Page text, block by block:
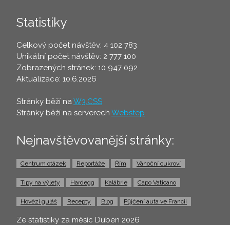
Statistiky
Celkový počet návštěv: 4 102 783
Unikátní počet návštěv: 2 777 100
Zobrazených stránek: 10 947 092
Aktualizace: 10.6.2026
Stránky běží naW3.CSS
Stránky běží na serverech Webstep
Nejnavštěvovanější stránky:
Centrum otázek Reportáže Řím Vánoční cukroví
Tipy na výlety Hardegg Kalábrie Capo Vaticano
Hovězí guláš Recepty Blog Půjčení auta ve Francii
Ze statistiky za měsíc Duben 2026